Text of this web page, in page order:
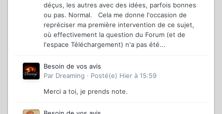
déçus, les autres avec des idées, parfois bonnes
ou pas. Normal. Cela me donne l'occasion de
repréciser ma première intervention de ce sujet,
où effectivement la question du Forum (et de
l'espace Téléchargement) n'a pas été...
Besoin de vos avis
Par Dreaming · Posté(e) Hier à 15:59
Merci a toi, je prends note.